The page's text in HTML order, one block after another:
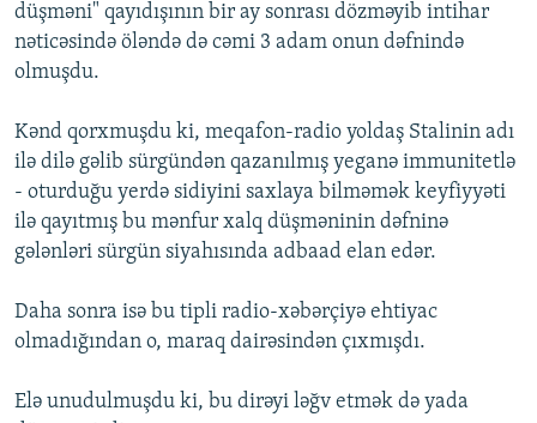
düşməni" qayıdışının bir ay sonrası dözməyib intihar
nəticəsində öləndə də cəmi 3 adam onun dəfnində
olmuşdu.
Kənd qorxmuşdu ki, meqafon-radio yoldaş Stalinin adı
ilə dilə gəlib sürgündən qazanılmış yeganə immunitetlə
- oturduğu yerdə sidiyini saxlaya bilməmək keyfiyyəti
ilə qayıtmış bu mənfur xalq düşməninin dəfninə
gələnləri sürgün siyahısında adbaad elan edər.
Daha sonra isə bu tipli radio-xəbərçiyə ehtiyac
olmadığından o, maraq dairəsindən çıxmışdı.
Elə unudulmuşdu ki, bu dirəyi ləğv etmək də yada